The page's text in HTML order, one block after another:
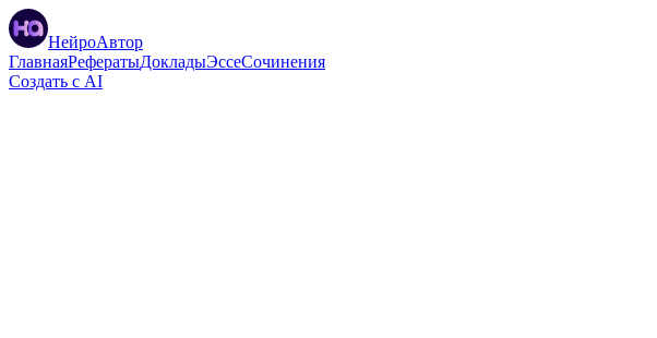
НейроАвтор
ГлавнаяРефератыДокладыЭссеСочинения
Создать с AI